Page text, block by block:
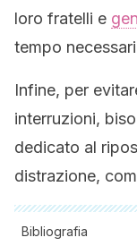
loro fratelli e
tempo
Infine, per
interruzioni,
dedicato al
distrazione,
Bibliografia